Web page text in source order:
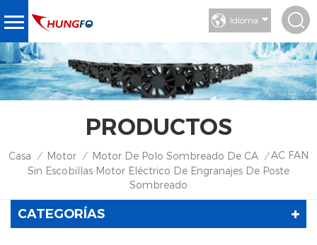
Idioma
PRODUCTOS
Casa / Motor / Motor De Polo Sombreado De CA / AC FAN
Sin Escobillas Motor Eléctrico De Engranajes De Poste
Sombreado
CATEGORÍAS